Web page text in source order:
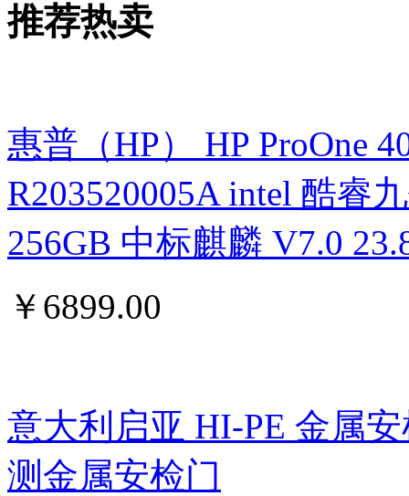
推荐热卖
惠普（HP） HP ProOne
R203520005A intel 酷睿
256GB 中标麒麟 V7.0
￥ 6899.00
意大利启亚 HI-PE 金属
测金属安检门